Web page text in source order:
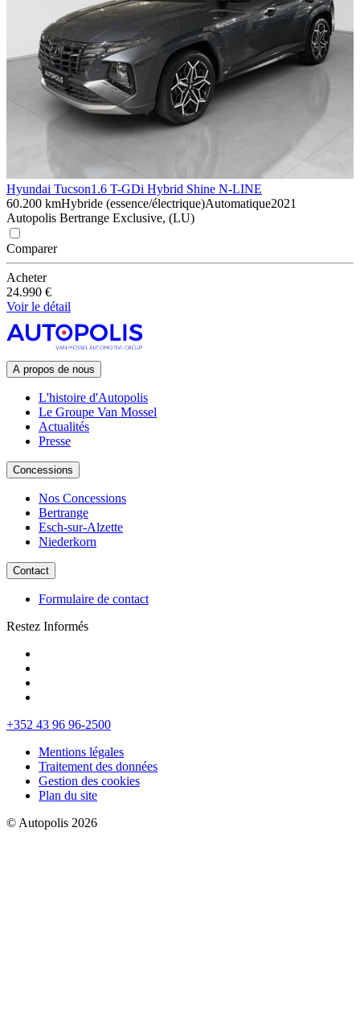
Hyundai Tucson1.6 T-GDi Hybrid Shine N-LINE
60.200 kmHybride (essence/électrique)Automatique2021
Autopolis Bertrange Exclusive, (LU)
Comparer
Acheter
24.990 €
Voir le détail
A propos de nous
L'histoire d'Autopolis
Le Groupe Van Mossel
Actualités
Presse
Concessions
Nos Concessions
Bertrange
Esch-sur-Alzette
Niederkorn
Contact
Formulaire de contact
Restez Informés
+352 43 96 96-2500
Mentions légales
Traitement des données
Gestion des cookies
Plan du site
© Autopolis 2026